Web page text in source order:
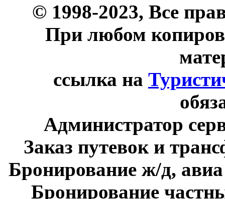
© 1998-2023, Все
При любом
ссылка на
Администратор
Заказ путевок и
Бронирование ж/д,
Бронирование